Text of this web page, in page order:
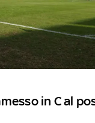
in C al